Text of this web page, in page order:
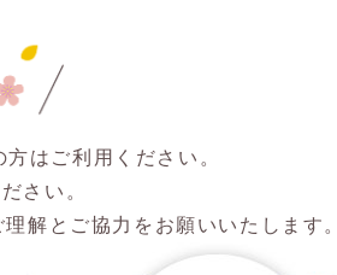
はご利用ください。
さい。
解とご協力をお願いいたします。